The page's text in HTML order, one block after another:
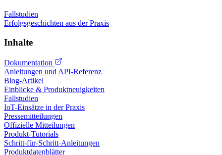
Fallstudien
Erfolgsgeschichten aus der Praxis
Inhalte
Dokumentation
Anleitungen und API-Referenz
Blog-Artikel
Einblicke & Produktneuigkeiten
Fallstudien
IoT-Einsätze in der Praxis
Pressemitteilungen
Offizielle Mitteilungen
Produkt-Tutorials
Schritt-für-Schritt-Anleitungen
Produktdatenblätter